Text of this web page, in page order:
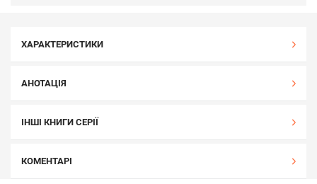
ХАРАКТЕРИСТИКИ
АНОТАЦІЯ
ІНШІ КНИГИ СЕРІЇ
КОМЕНТАРІ